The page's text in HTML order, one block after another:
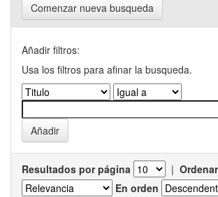
Comenzar nueva busqueda
Añadir filtros:
Usa los filtros para afinar la busqueda.
Resultados por página |
En orden